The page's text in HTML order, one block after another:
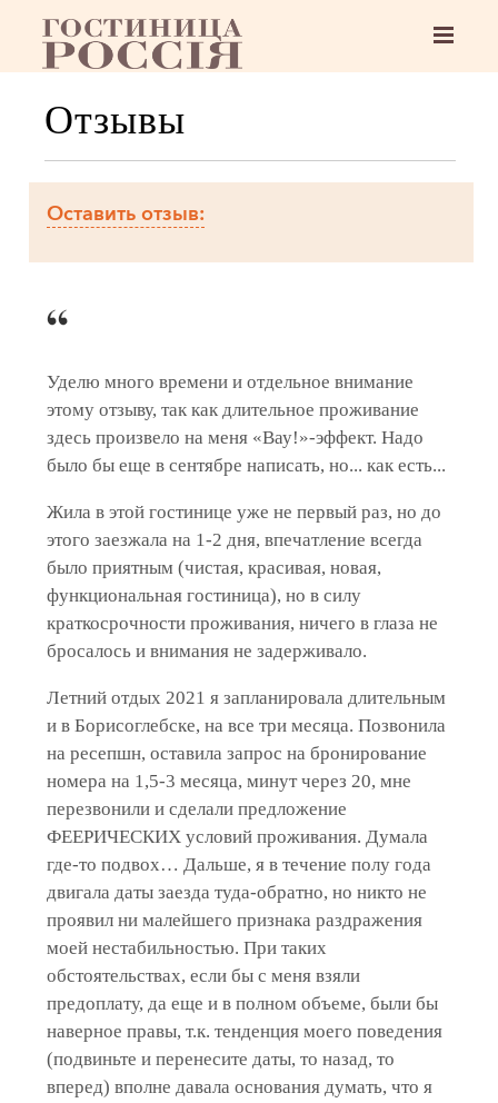
Отзывы
Оставить отзыв:
Уделю много времени и отдельное внимание
этому отзыву, так как длительное проживание
здесь произвело на меня «Вау!»-эффект. Надо
было бы еще в сентябре написать, но... как есть...
Жила в этой гостинице уже не первый раз, но до
этого заезжала на 1-2 дня, впечатление всегда
было приятным (чистая, красивая, новая,
функциональная гостиница), но в силу
краткосрочности проживания, ничего в глаза не
бросалось и внимания не задерживало.
Летний отдых 2021 я запланировала длительным
и в Борисоглебске, на все три месяца. Позвонила
на ресепшн, оставила запрос на бронирование
номера на 1,5-3 месяца, минут через 20, мне
перезвонили и сделали предложение
ФЕЕРИЧЕСКИХ условий проживания. Думала
где-то подвох… Дальше, я в течение полу года
двигала даты заезда туда-обратно, но никто не
проявил ни малейшего признака раздражения
моей нестабильностью. При таких
обстоятельствах, если бы с меня взяли
предоплату, да еще и в полном объеме, были бы
наверное правы, т.к. тенденция моего поведения
(подвиньте и перенесите даты, то назад, то
вперед) вполне давала основания думать, что я